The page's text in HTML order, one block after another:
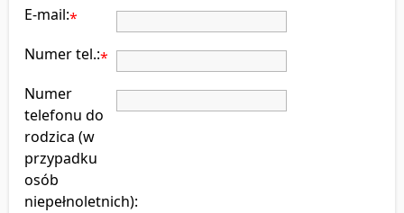
E-mail:*
Numer tel.:*
Numer
telefonu do
rodzica (w
przypadku
osób
niepełnoletnich):